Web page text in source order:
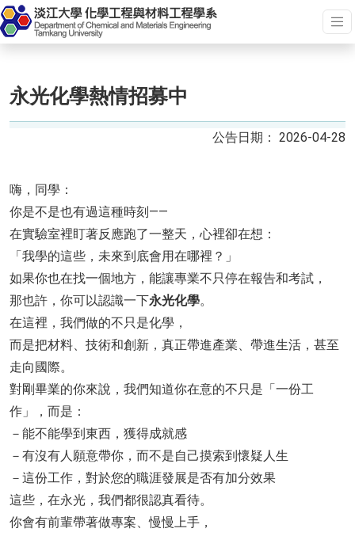
永光化學熱情招募中
2026-04-28
嗨，同學：
你是不是也有過這種時刻——
在實驗室裡盯著反應跑了一整天，心裡卻在想：
「我學的這些，未來到底會用在哪裡？」
如果你也在找一個地方，能讓專業不只停在報告和考試，
那也許，你可以認識一下永光化學。
在這裡，我們做的不只是化學，
而是把材料、技術和創新，真正帶進產業、帶進生活，甚至
走向國際。
對剛畢業的你來說，我們知道你在意的不只是「一份工
作」，而是：
－能不能學到東西，獲得成就感
－有沒有人願意帶你，而不是自己摸索到懷疑人生
－這份工作，對於您的職涯發展是否有加分效果
這些，在永光，我們都很認真看待。
你會有前輩帶著做專案、慢慢上手，